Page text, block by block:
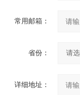
常用邮箱：
省份：
详细地址：